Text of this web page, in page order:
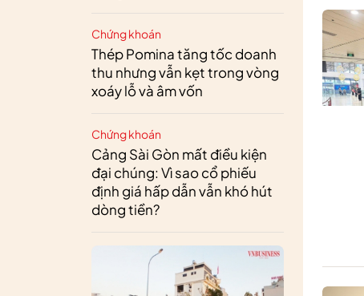
Chứng khoán
Thép Pomina tăng tốc doanh
thu nhưng vẫn kẹt trong vòng
xoáy lỗ và âm vốn
Chứng khoán
Cảng Sài Gòn mất điều kiện
đại chúng: Vì sao cổ phiếu
định giá hấp dẫn vẫn khó hút
dòng tiền?